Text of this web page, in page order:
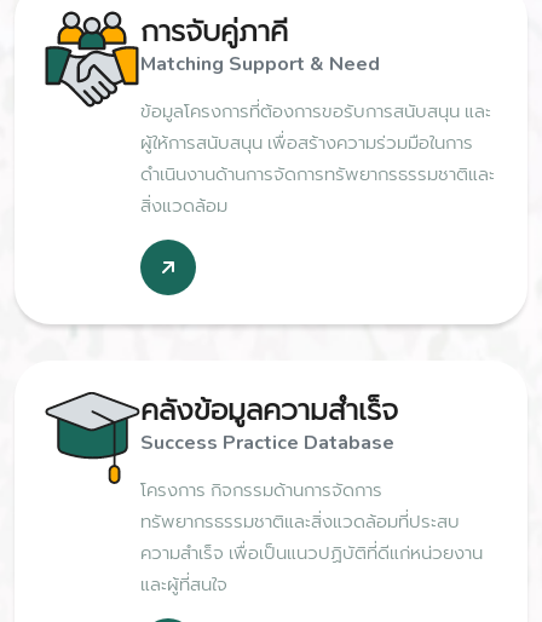
การจับคู่ภาคี
Matching Support & Need
ข้อมูลโครงการที่ต้องการขอรับการสนับสนุน และ
ผู้ให้การสนับสนุน เพื่อสร้างความร่วมมือในการ
ดำเนินงานด้านการจัดการทรัพยากรธรรมชาติและ
สิ่งแวดล้อม
คลังข้อมูลความสำเร็จ
Success Practice Database
โครงการ กิจกรรมด้านการจัดการ
ทรัพยากรธรรมชาติและสิ่งแวดล้อมที่ประสบ
ความสำเร็จ เพื่อเป็นแนวปฏิบัติที่ดีแก่หน่วยงาน
และผู้ที่สนใจ